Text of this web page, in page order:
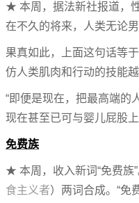
★ 本周，据法新社报道，
在不久的将来，人类无论
果真如此，上面这句话等
仿人类肌肉和行动的技能
“即便是现在，把最高端的
现在甚至已可与婴儿屁股
免费族
★ 本周，收入新词“免费族”
食主义者）两词合成。“免